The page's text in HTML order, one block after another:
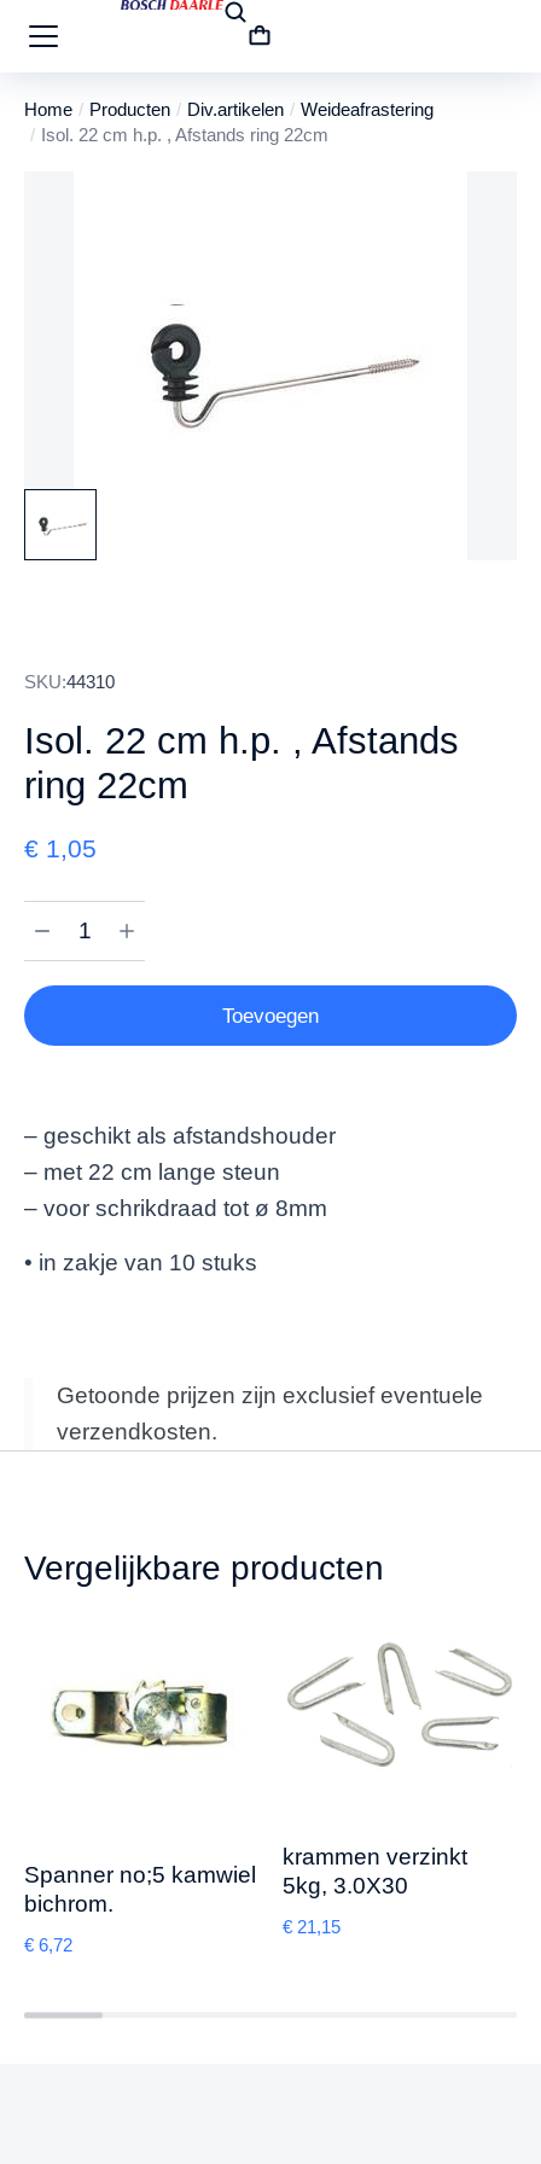
Je bent hier:
Home Producten Div.artikelen
Weideafrastering
Isol. 22 cm h.p. , Afstands ring 22cm
SKU:44310
Isol. 22 cm h.p. , Afstands
ring 22cm
€ 1,05
Toevoegen
– geschikt als afstandshouder
– met 22 cm lange steun
– voor schrikdraad tot ø 8mm
• in zakje van 10 stuks
Getoonde prijzen zijn exclusief eventuele
verzendkosten.
Vergelijkbare producten
Spanner no;5 kamwiel
bichrom.
€ 6,72
krammen verzinkt
5kg, 3.0X30
€ 21,15